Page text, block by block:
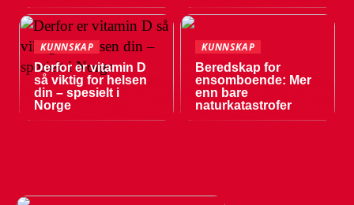
KUNNSKAP
Derfor er vitamin D
så viktig for helsen
din – spesielt i
Norge
KUNNSKAP
Beredskap for
ensomboende: Mer
enn bare
naturkatastrofer